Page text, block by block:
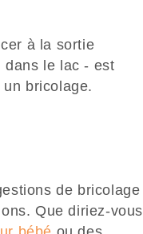
à la sortie
dans le lac - est
bricolage.
de bricolage
Que diriez-vous